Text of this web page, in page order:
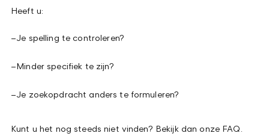
Heeft u:
–Je spelling te controleren?
–Minder specifiek te zijn?
–Je zoekopdracht anders te formuleren?
Kunt u het nog steeds niet vinden? Bekijk dan onze FAQ.